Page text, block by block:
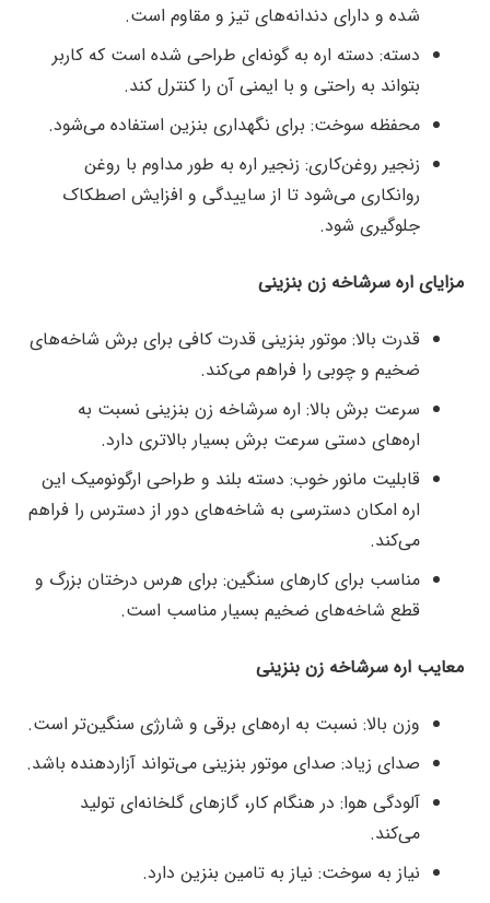
شده و دارای دندانه‌های تیز و مقاوم است.
دسته: دسته اره به گونه‌ای طراحی شده است که کاربر
بتواند به راحتی و با ایمنی آن را کنترل کند.
محفظه سوخت: برای نگهداری بنزین استفاده می‌شود.
زنجیر روغن‌کاری: زنجیر اره به طور مداوم با روغن
روانکاری می‌شود تا از ساییدگی و افزایش اصطکاک
جلوگیری شود.
مزایای اره سرشاخه زن بنزینی
قدرت بالا: موتور بنزینی قدرت کافی برای برش شاخه‌های
ضخیم و چوبی را فراهم می‌کند.
سرعت برش بالا: اره سرشاخه زن بنزینی نسبت به
اره‌های دستی سرعت برش بسیار بالاتری دارد.
قابلیت مانور خوب: دسته بلند و طراحی ارگونومیک این
اره امکان دسترسی به شاخه‌های دور از دسترس را فراهم
می‌کند.
مناسب برای کارهای سنگین: برای هرس درختان بزرگ و
قطع شاخه‌های ضخیم بسیار مناسب است.
معایب اره سرشاخه زن بنزینی
وزن بالا: نسبت به اره‌های برقی و شارژی سنگین‌تر است.
صدای زیاد: صدای موتور بنزینی می‌تواند آزاردهنده باشد.
آلودگی هوا: در هنگام کار، گازهای گلخانه‌ای تولید
می‌کند.
نیاز به سوخت: نیاز به تامین بنزین دارد.